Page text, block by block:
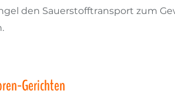
den Sauerstofftransport zum
Gerichten